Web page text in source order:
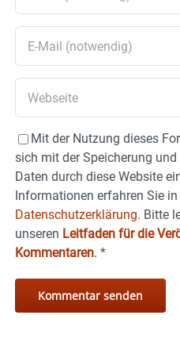
Mit der Nutzung dieses
sich mit der Speicherung
Daten durch diese Website
Informationen erfahren Sie in
Datenschutzerklärung. Bitte
unseren Leitfaden für die
Kommentaren. *